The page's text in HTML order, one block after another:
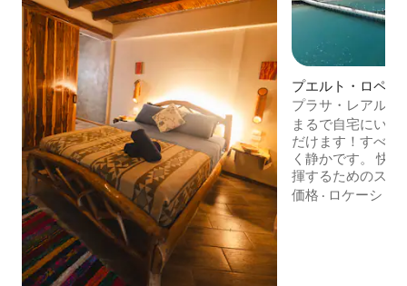
プエルト・ロペス
室
プラサ・レアル、
なたの家！ 1泊2人
まるで自宅にい
だけます！すべて
く静かです。 快適に休息し、創造性を発
揮するためのスペ
私たちは、訪問者
価格 · ロケーショ